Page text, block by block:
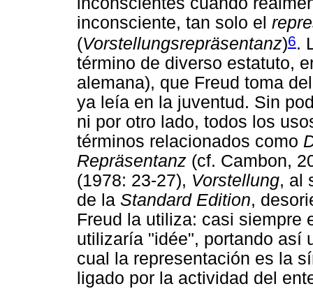
inconsciente, tan solo el
(Vorstellungsrepräsentanz)6.
término de diverso estatuto,
alemana), que Freud toma
ya leía en la juventud. Sin
ni por otro lado, todos los
términos relacionados como
Repräsentanz (cf. Cambon,
(1978: 23-27), Vorstellung, al
de la Standard Edition,
Freud la utiliza: casi siempre
utilizaría "idée", portando así
cual la representación es la
ligado por la actividad del